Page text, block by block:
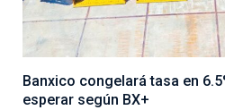
Banxico congelará tasa en
esperar según BX+